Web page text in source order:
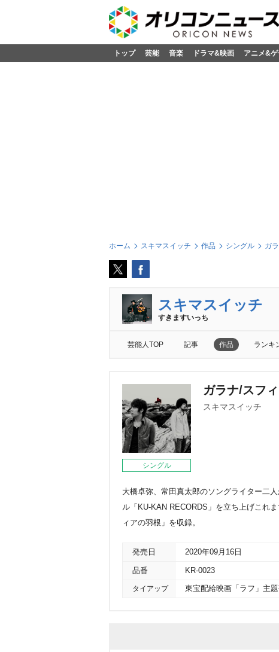
トップ 芸能 音楽 ドラマ&映画 アニメ&
ホーム スキマスイッチ 作品 シングル ガ
スキマスイッチ
すきますいっち
芸能人TOP 記事 作品 ランキ
シングル
ガラナ/スフ
スキマスイッチ
大橋卓弥、常田真太郎のソングライター二
ル「KU-KAN RECORDS」を立ち上げこれ
ィアの羽根」を収録。
発売日 2020年09月16日
品番 KR-0023
タイアップ 東宝配給映画「ラフ」主